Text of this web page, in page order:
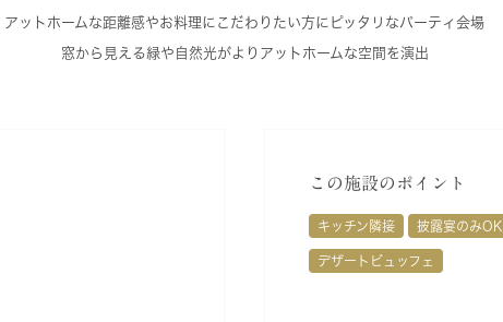
アットホームな距離感やお料理にこだわりたい方にピッタリなパーティ会場
窓から見える緑や自然光がよりアットホームな空間を演出
この施設のポイント
キッチン隣接 披露宴のみOK
デザートビュッフェ